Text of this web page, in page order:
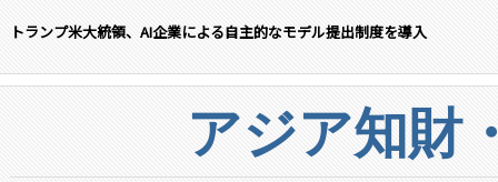
トランプ米大統領、AI企業による自主的なモデル提出制度を導入
アジア知財